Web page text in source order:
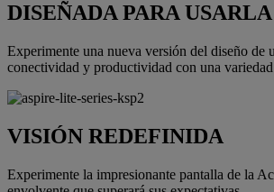
DISEÑADA PARA
Experimente una nueva versión del diseño
conectividad y productividad con una
VISIÓN REDEFINIDA
Experimente la impresionante pantalla de la